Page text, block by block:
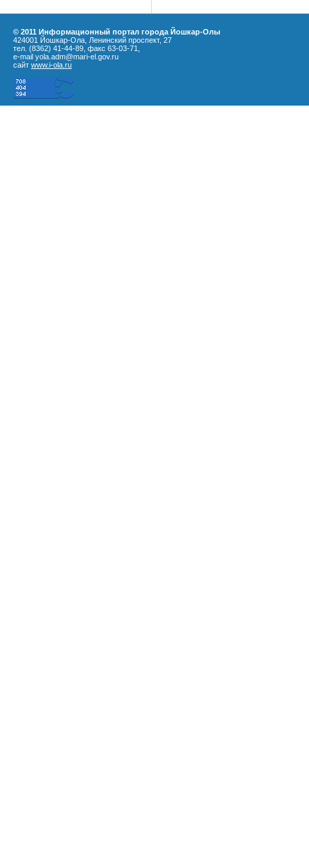
© 2011 Информационный портал города Йошкар-Олы
424001 Йошкар-Ола, Ленинский проспект, 27
тел. (8362) 41-44-89, факс 63-03-71,
e-mail yola.adm@mari-el.gov.ru
сайт www.i-ola.ru